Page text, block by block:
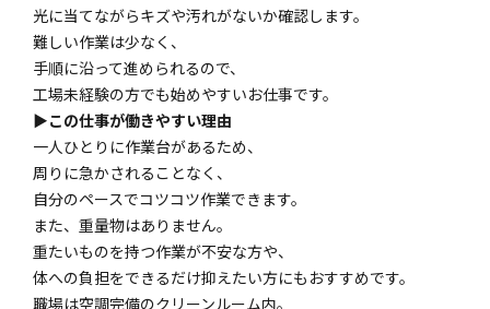
光に当てながらキズや汚れがないか確認します。
難しい作業は少なく、
手順に沿って進められるので、
工場未経験の方でも始めやすいお仕事です。
▶この仕事が働きやすい理由
一人ひとりに作業台があるため、
周りに急かされることなく、
自分のペースでコツコツ作業できます。
また、重量物はありません。
重たいものを持つ作業が不安な方や、
体への負担をできるだけ抑えたい方にもおすすめです。
職場は空調完備のクリーンルーム内。